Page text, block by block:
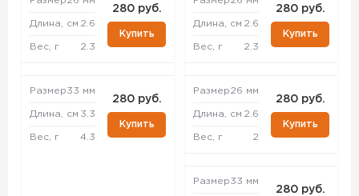
Длина, см 2.6
Вес, г 2.3
280 руб.
Купить
Размер33 мм
Длина, см 3.3
Вес, г 4.3
280 руб.
Купить
Длина, см 2.6
Вес, г 2.3
280 руб.
Купить
Размер26 мм
Длина, см 2.6
Вес, г 2
280 руб.
Купить
Размер33 мм
280 руб.